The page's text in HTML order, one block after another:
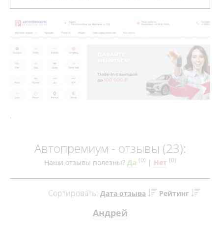
.
Автопремиум - отзывы (23):
Наши отзывы полезны? Да (0) | Нет (0)
Сортировать: Дата отзыва Рейтинг
Андрей